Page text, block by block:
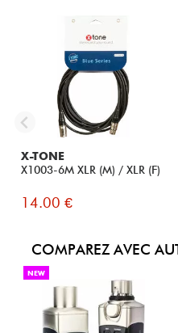
X-TONE
X1003-6M XLR (M) / XLR (F)
14.00 €
COMPAREZ AVEC
NEW